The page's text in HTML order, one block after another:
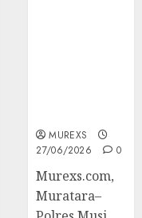
MUREXS
27/06/2026
0
Murexs.com,
Muratara–